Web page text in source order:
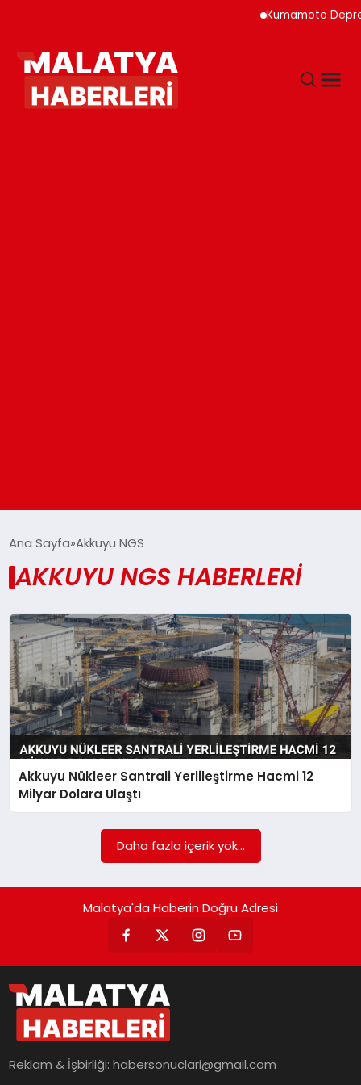
Kumamoto
GÜNDEM
DÜNYA
EĞITIM
EKONOMI
MAGAZIN
TEKNOLOJI
Ana Sayfa Akkuyu NGS
AKKUYU NGS HABERLERI
Akkuyu Nükleer Santrali Yerlileştirme Hacmi 12
Milyar Dolara Ulaştı
Daha fazla içerik yok...
Malatya'da Haberin Doğru Adresi
Reklam & İşbirliği:habersonuclari@gmail.com